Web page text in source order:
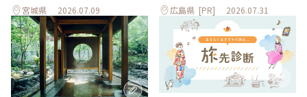
宮城県 2026.07.09 広島県 [PR] 2026.07.31